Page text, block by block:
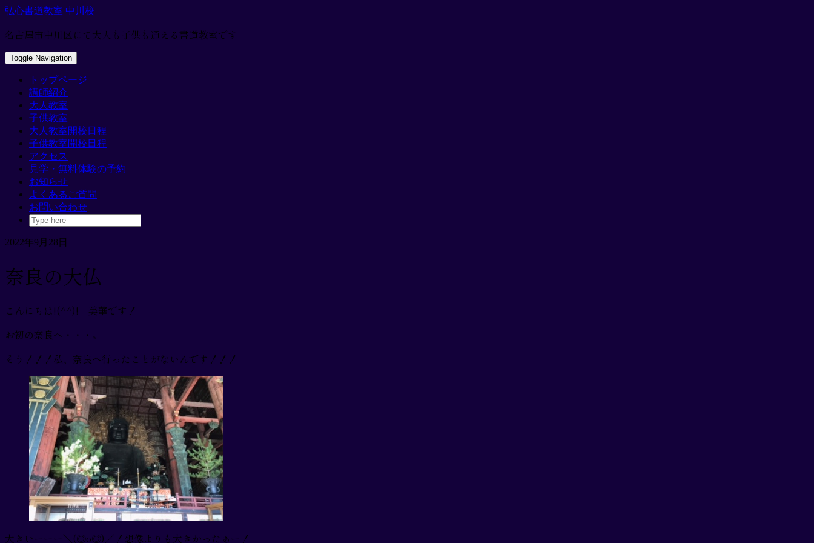
Skip
content
弘心書道教室 中川校
名古屋市中川区にて大人も子供も通える書道教室です
Toggle Navigation
トップページ
講師紹介
大人教室
子供教室
大人教室開校日程
子供教室開校日程
アクセス
見学・無料体験の予約
お知らせ
よくあるご質問
お問い合わせ
2022年9月28日
奈良の大仏
こんにちは!(^^)! 美華です！
お初の奈良へ・・・。
そう！！！私、奈良へ行ったことがないんです！！！
大きいーーー＼(◎o◎)／！想像よりも大きかったぁー！